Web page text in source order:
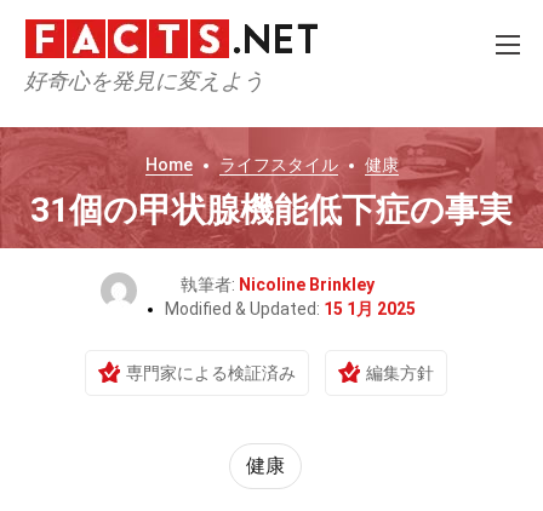
好奇心を発見に変えよう
Home ライフスタイル 健康
31個の甲状腺機能低下症の事実
執筆者: Nicoline Brinkley
Modified & Updated: 15 1月 2025
専門家による検証済み 編集方針
健康